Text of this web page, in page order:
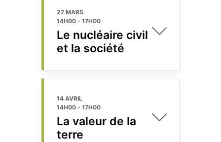
27 MARS
14H00 - 17H00
Le nucléaire civil
et la société
14 AVRIL
14H00 - 17H00
La valeur de la
terre